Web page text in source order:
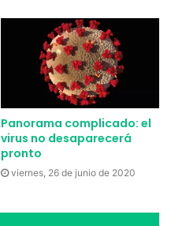
Panorama complicado: el
virus no desaparecerá
pronto
viernes, 26 de junio de 2020